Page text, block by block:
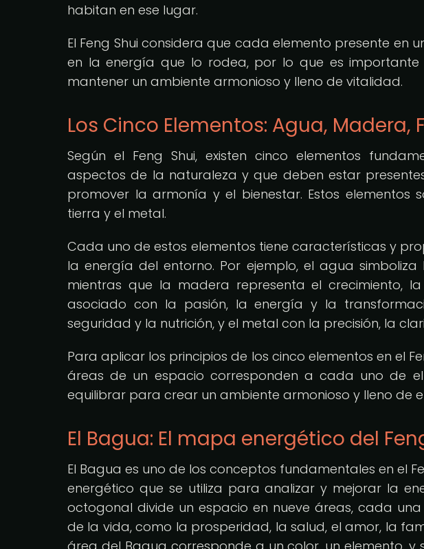
habitan en ese lugar.
El Feng Shui considera que cada elemento presente en
en la energía que lo rodea, por lo que es
mantener un ambiente armonioso y lleno de vitalidad.
Los Cinco Elementos: Agua, Madera,
Según el Feng Shui, existen cinco elementos
aspectos de la naturaleza y que deben estar
promover la armonía y el bienestar. Estos elementos
tierra y el metal.
Cada uno de estos elementos tiene características y
la energía del entorno. Por ejemplo, el agua
mientras que la madera representa el crecimiento,
asociado con la pasión, la energía y la
seguridad y la nutrición, y el metal con la precisión, la
Para aplicar los principios de los cinco elementos en el
áreas de un espacio corresponden a cada uno de
equilibrar para crear un ambiente armonioso y lleno de
El Bagua: El mapa energético del
El Bagua es uno de los conceptos fundamentales en el
energético que se utiliza para analizar y mejorar la
octogonal divide un espacio en nueve áreas, cada
de la vida, como la prosperidad, la salud, el amor, la